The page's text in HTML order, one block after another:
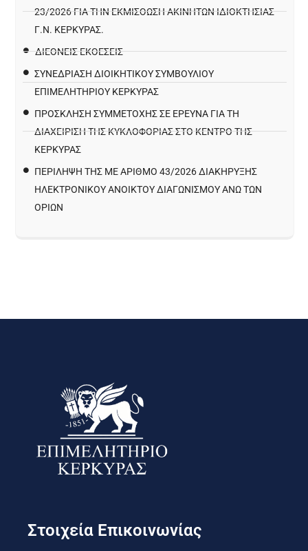
23/2026 ΓΙΑ ΤΗΝ ΕΚΜΊΣΘΩΣΗ ΑΚΙΝΉΤΩΝ ΙΔΙΟΚΤΗΣΊΑΣ
Γ.Ν. ΚΈΡΚΥΡΑΣ.
ΔΙΕΘΝΕΙΣ ΕΚΘΕΣΕΙΣ
ΣΥΝΕΔΡΙΑΣΗ ΔΙΟΙΚΗΤΙΚΟΥ ΣΥΜΒΟΥΛΙΟΥ
ΕΠΙΜΕΛΗΤΗΡΙΟΥ ΚΕΡΚΥΡΑΣ
ΠΡΌΣΚΛΗΣΗ ΣΥΜΜΕΤΟΧΉΣ ΣΕ ΈΡΕΥΝΑ ΓΙΑ ΤΗ
ΔΙΑΧΕΊΡΙΣΗ ΤΗΣ ΚΥΚΛΟΦΟΡΊΑΣ ΣΤΟ ΚΈΝΤΡΟ ΤΗΣ
ΚΈΡΚΥΡΑΣ
ΠΕΡΙΛΗΨΗ ΤΗΣ ΜΕ ΑΡΙΘΜΟ 43/2026 ΔΙΑΚΗΡΥΞΗΣ
ΗΛΕΚΤΡΟΝΙΚΟΥ ΑΝΟΙΚΤΟΥ ΔΙΑΓΩΝΙΣΜΟΥ ΑΝΩ ΤΩΝ
ΟΡΙΩΝ
Στοιχεία Επικοινωνίας